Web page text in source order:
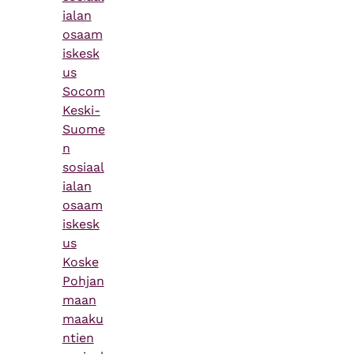
ialan
osaam
iskesk
us
Socom
Keski-
Suome
n
sosiaal
ialan
osaam
iskesk
us
Koske
Pohjan
maan
maaku
ntien